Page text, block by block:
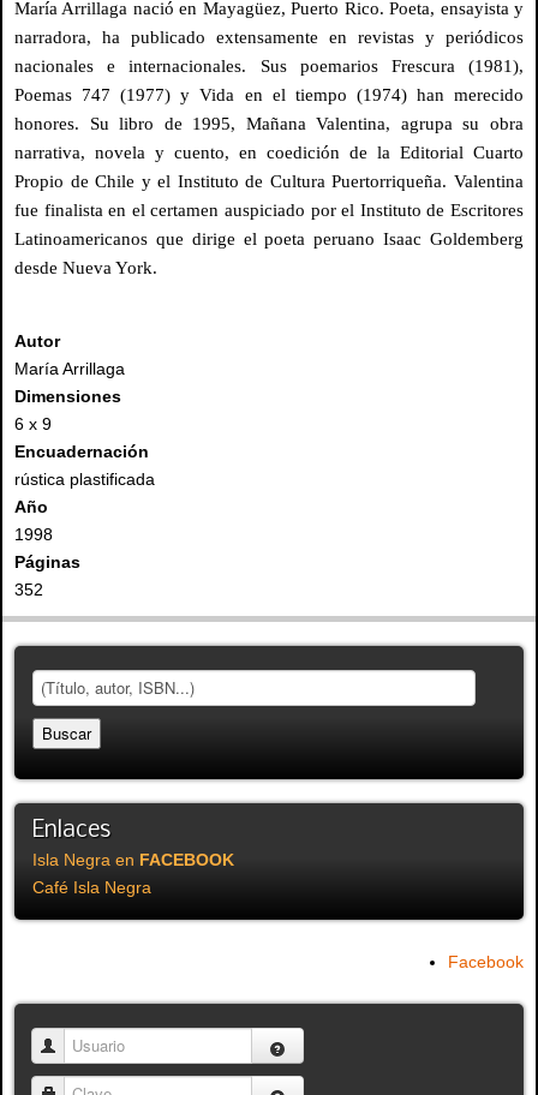
María Arrillaga nació en Mayagüez, Puerto Rico. Poeta, ensayista y
narradora, ha publicado extensamente en revistas y periódicos
nacionales e internacionales. Sus poemarios Frescura (1981),
Poemas 747 (1977) y Vida en el tiempo (1974) han merecido
honores. Su libro de 1995, Mañana Valentina, agrupa su obra
narrativa, novela y cuento, en coedición de la Editorial Cuarto
Propio de Chile y el Instituto de Cultura Puertorriqueña. Valentina
fue finalista en el certamen auspiciado por el Instituto de Escritores
Latinoamericanos que dirige el poeta peruano Isaac Goldemberg
desde Nueva York.
Autor
María Arrillaga
Dimensiones
6 x 9
Encuadernación
rústica plastificada
Año
1998
Páginas
352
Enlaces
Isla Negra en FACEBOOK
Café Isla Negra
Facebook
Usuario